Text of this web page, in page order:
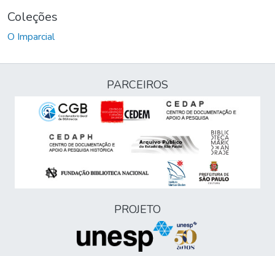
Coleções
O Imparcial
PARCEIROS
PROJETO